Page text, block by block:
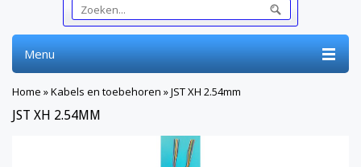
Menu
Home »Kabels en toebehoren »JST XH 2.54mm
JST XH 2.54MM